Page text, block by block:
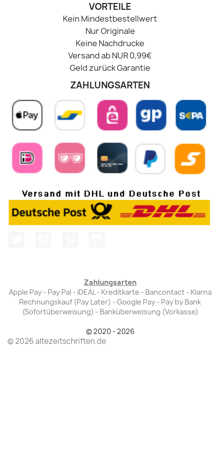
VORTEILE
Kein Mindestbestellwert
Nur Originale
Keine Nachdrucke
Versand ab NUR 0,99€
Geld zurück Garantie
ZAHLUNGSARTEN
Zahlungsarten
Apple Pay - Pay Pal - iDEAL - Kreditkarte - Bancontact - Klarna
Rechnungskauf (Pay Later) - Google Pay - Pay by Bank
(Sofortüberweisung) - Banküberweisung (Vorkasse)
© 2020 - 2026
© 2026 altezeitschriften.de